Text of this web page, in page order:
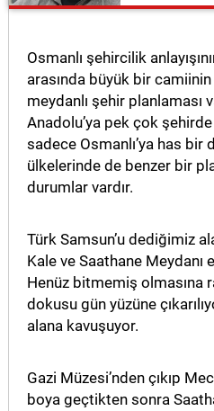
GÜNDEM
SİYASET
EKONOMİ
DÜNYA
GALERİ
VİDEO
YAZARLAR
BİZE
ULAŞIN
Osmanlı şehircilik
arasında büyük bir
meydanlı şehir planlaması
Anadolu’ya pek çok
sadece Osmanlı’ya has bir
ülkelerinde de benzer bir
durumlar vardır.
Türk Samsun’u dediğimiz
Kale ve Saathane Meydanı
Henüz bitmemiş olmasına
dokusu gün yüzüne
alana kavuşuyor.
Gazi Müzesi’nden çıkıp
boya geçtikten sonra